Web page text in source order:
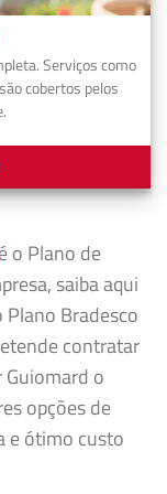
Serviços como
cobertos pelos
é o Plano de
saiba aqui
Bradesco
contratar
o
opções de
e ótimo custo